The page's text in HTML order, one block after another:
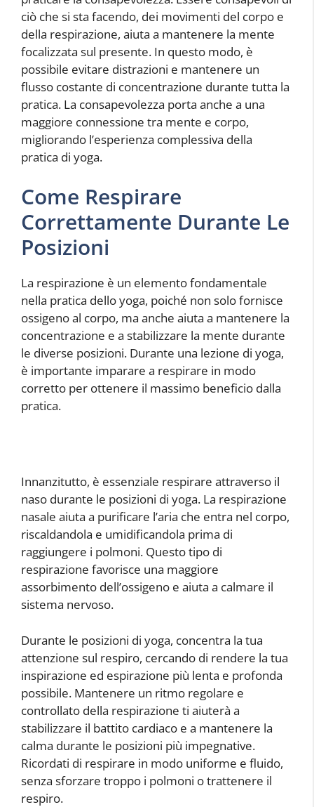
ciò che si sta facendo, dei movimenti del corpo e
della respirazione, aiuta a mantenere la mente
focalizzata sul presente. In questo modo, è
possibile evitare distrazioni e mantenere un
flusso costante di concentrazione durante tutta la
pratica. La consapevolezza porta anche a una
maggiore connessione tra mente e corpo,
migliorando l’esperienza complessiva della
pratica di yoga.
Come Respirare
Correttamente Durante Le
Posizioni
La respirazione è un elemento fondamentale
nella pratica dello yoga, poiché non solo fornisce
ossigeno al corpo, ma anche aiuta a mantenere la
concentrazione e a stabilizzare la mente durante
le diverse posizioni. Durante una lezione di yoga,
è importante imparare a respirare in modo
corretto per ottenere il massimo beneficio dalla
pratica.
Innanzitutto, è essenziale respirare attraverso il
naso durante le posizioni di yoga. La respirazione
nasale aiuta a purificare l’aria che entra nel corpo,
riscaldandola e umidificandola prima di
raggiungere i polmoni. Questo tipo di
respirazione favorisce una maggiore
assorbimento dell’ossigeno e aiuta a calmare il
sistema nervoso.
Durante le posizioni di yoga, concentra la tua
attenzione sul respiro, cercando di rendere la tua
inspirazione ed espirazione più lenta e profonda
possibile. Mantenere un ritmo regolare e
controllato della respirazione ti aiuterà a
stabilizzare il battito cardiaco e a mantenere la
calma durante le posizioni più impegnative.
Ricordati di respirare in modo uniforme e fluido,
senza sforzare troppo i polmoni o trattenere il
respiro.